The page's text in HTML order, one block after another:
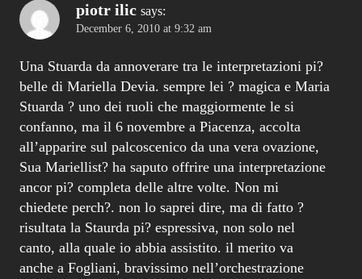
piotr ilic says:
December 6, 2010 at 9:32 am
Una Stuarda da annoverare tra le interpretazioni pi?
belle di Mariella Devia. sempre lei ? magica e Maria
Stuarda ? uno dei ruoli che maggiormente le si
confanno, ma il 6 novembre a Piacenza, accolta
all’apparire sul palcoscenico da una vera ovazione,
Sua Mariellist? ha saputo offrire una interpretazione
ancor pi? completa delle altre volte. Non mi
chiedete perch?. non lo saprei dire, ma di fatto ?
risultata la Staurda pi? espressiva, non solo nel
canto, alla quale io abbia assistito. il merito va
anche a Fogliani, bravissimo nell’orchestrazione